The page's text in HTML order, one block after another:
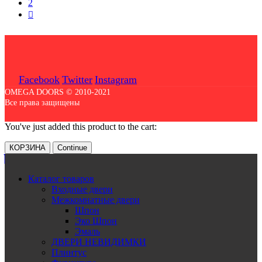
2
Facebook Twitter Instagram
OMEGA DOORS © 2010-2021
Все права защищены
You've just added this product to the cart:
КОРЗИНА Continue
Каталог товаров
Входные двери
Межкомнатные двери
Шпон
Эко Шпон
Эмаль
ДВЕРИ НЕВИДИМКИ
Плинтус